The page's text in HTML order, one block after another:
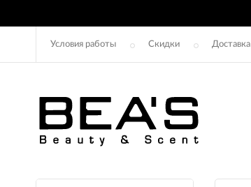
Условия работы Скидки Доставка